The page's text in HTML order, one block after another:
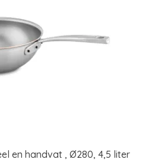
en handvat , Ø280, 4,5 liter